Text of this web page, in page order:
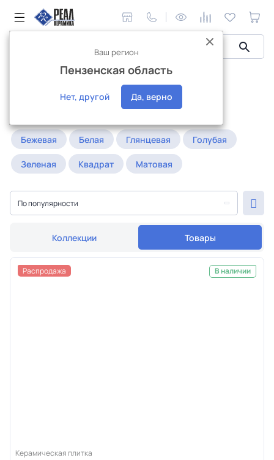
Керамическая плитка Настенная
Настенная плитка
Бежевая Белая Глянцевая Голубая
Зеленая Квадрат Матовая
Коллекции Товары
По популярности
Распродажа В наличии
Керамическая плитка
Ваш регион
Пензенская область
Нет, другой Да, верно